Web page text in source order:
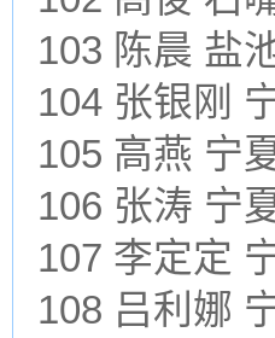
103 陈晨 盐
104 张银刚
105 高燕 宁
106 张涛 宁
107 李定定
108 吕利娜